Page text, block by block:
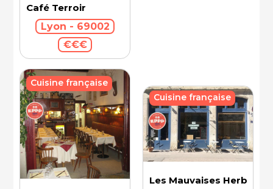
Café Terroir
Lyon - 69002
€€€
Cuisine française
Les Mauvaises Herbes
Cuisine française